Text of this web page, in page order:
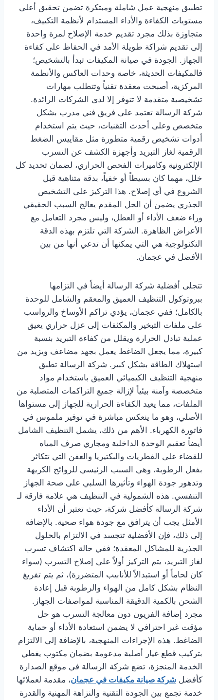
تطبيق منهجية عمل شاملة ومبتكرة تضمن تحقيق أعلى
مستويات الكفاءة والأداء المستدام لأنظمة التكييف،
متجاوزة بذلك مجرد تقديم خدمة الإصلاح لمرة واحدة
إلى تقديم شراكة طويلة الأمد في الحفاظ على كفاءة
الجهاز. الجودة في صيانة المكيفات تبدأ بالتشخيص؛
فالمكيفات الحديثة، خاصة وحدات العاكس والأنظمة
المركزية، أصبحت معقدة تقنياً وتتطلب مهارات
تشخيصية متقدمة لا تتوفر إلا لدى الشركات الرائدة.
شركة الرسالة تعتمد على فريق فني مدرب بشكل
متخصص وعلى أحدث التقنيات، حيث يتم استخدام
أدوات تشخيص رقمية متطورة مثل مقاييس الضغط
الرقمية لغاز التبريد وأجهزة الكشف عن التسرب
الإلكترونية وكاميرات الفحص الحراري، لضمان تحديد كل
خلل، مهما كان بسيطاً أو خفياً، بدقة متناهية قبل
الشروع في أي إصلاح. هذا التركيز على التشخيص
الجذري يضمن أن الحل المقدم يعالج السبب الحقيقي
وراء ضعف الأداء أو العطل، وليس مجرد التعامل مع
الأعراض الظاهرة. الشركة التي تلتزم بهذه الدقة
التكنولوجية هي التي يمكنها أن تدعي أنها من بين
الأفضل في عجمان.
تتجلى أفضلية شركة الرسالة أيضاً في التزامها
ببروتوكول التنظيف العميق والمعقم والشامل للوحدة
بالكامل؛ ففي عجمان، يؤدي تراكم الأوساخ والرواسب
على ملفات التبخير والمكثفات إلى عزل حراري يعيق
عملية تبادل الحرارة ويقلل من كفاءة التبريد بنسبة
كبيرة، مما يجعل الضاغط يعمل بجهد مضاعف ويزيد من
استهلاك الطاقة بشكل كبير. شركة الرسالة تطبق
منهجية التنظيف الكيميائي العميق باستخدام مواد
متخصصة وآمنة بيئياً لإزالة جميع التراكمات المتصلبة من
الملفات، مما يعيد الكفاءة الحرارية للجهاز إلى مستواها
الأصلي، وهو ما ينعكس مباشرة في توفير ملموس في
فاتورة الكهرباء. الأهم من ذلك، يشمل التنظيف الشامل
أيضاً تعقيم الوحدة الداخلية ومجاري صرف المياه
للقضاء على الفطريات والبكتيريا والعفن التي تتكاثر
بفعل الرطوبة، وهي السبب الرئيسي للروائح الكريهة
وتدهور جودة الهواء وتأثيرها السلبي على صحة الجهاز
التنفسي. هذه الشمولية في التنظيف هي علامة فارقة لـ
شركة الرسالة كأفضل شركة، حيث تعتبر أن الأداء
الأمثل يجب أن يترافق مع جودة هواء صحية. بالإضافة
إلى ذلك، فإن الأفضلية تتجسد في الالتزام بالحلول
الجذرية للمشاكل المعقدة؛ ففي حالة اكتشاف تسرب
لغاز التبريد، يتم التركيز أولاً على إصلاح التسرب (سواء
كان لحاماً أو استبدالاً للأنابيب المتضررة)، ثم يتم تفريغ
النظام بشكل كامل من الهواء والرطوبة قبل إعادة
الشحن بالكمية الدقيقة المناسبة لمواصفات الجهاز.
مجرد إضافة الفريون دون معالجة التسرب هو حل
مؤقت غير احترافي لا يضمن استعادة الأداء أو حماية
الضاغط. هذه الإجراءات المنهجية، بالإضافة إلى الالتزام
بتركيب قطع غيار أصلية مدعومة بضمان مكتوب يغطي
الخدمة المنجزة، تضع شركة الرسالة في موقع الصدارة
كأفضل شركة صيانة مكيفات في عجمان، مقدمة لعملائها
خدمة تجمع بين الجودة التقنية والنزاهة المهنية والقدرة